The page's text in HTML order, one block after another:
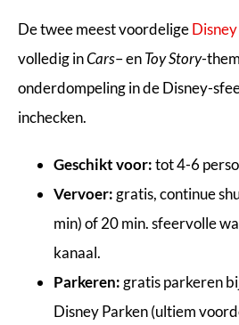
De twee meest voordelige
volledig inCars– enToy Story-
onderdompeling in de Disney-
inchecken.
Geschikt voor:tot 4-6
Vervoer: gratis, continue
min) of 20 min. sfeervolle
kanaal.
Parkeren: gratis parkeren
Disney Parken (ultiem